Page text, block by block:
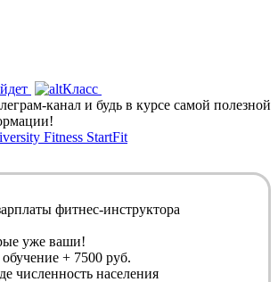
Класс
канал и будь в курсе самой полезной
Fitness StartFit
фитнес-инструктора
уже ваши!
+ 7500 руб.
численность населения